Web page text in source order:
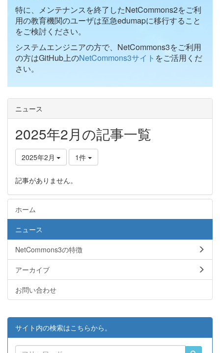
特に、メンテナンスを終了したNetCommons2をご利
用の教育機関のユーザは至急edumapに移行すること
をご検討ください。
システムエンジニアの方で、NetCommons3をご利用
の方はGitHub上のNetCommons3サイト をご活用くだ
さい。
ニュース
2025年2月の記事一覧
2025年2月 1件
記事がありません。
ホーム
ニュース
NetCommons3の特徴
アーカイブ
お問い合わせ
サイト内の検索はこちらから。